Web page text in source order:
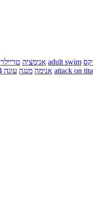
adult swim אנימציה טריילר
attack on אנימה מנגה עונה 4